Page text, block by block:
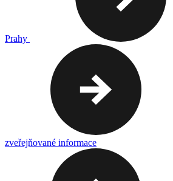
Prahy
zveřejňované informace